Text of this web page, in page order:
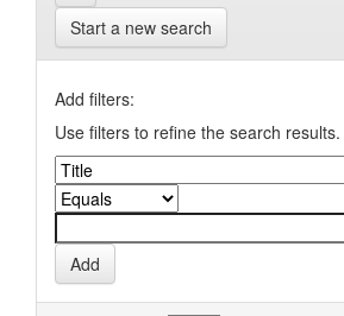
Start a new search
Add filters:
Use filters to refine the search results.